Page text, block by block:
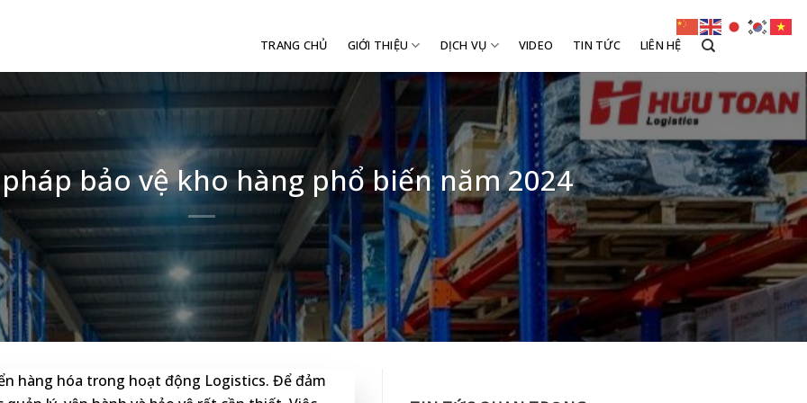
TRANG CHỦ GIỚI THIỆU DỊCH VỤ VIDEO TIN TỨC LIÊN HỆ
bảo vệ kho hàng phổ biến năm 2024
hàng hóa trong hoạt động Logistics. Để đảm